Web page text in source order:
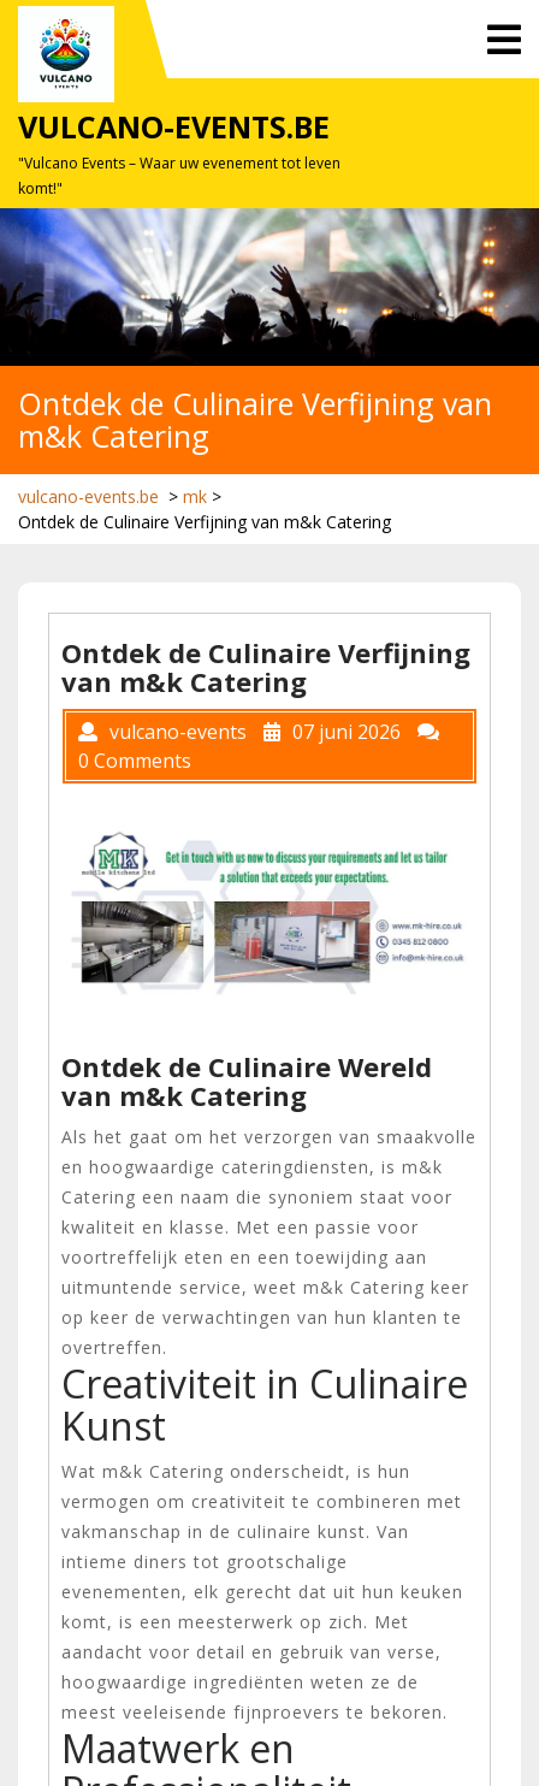
Skip
content
VULCANO-EVENTS.BE
"Vulcano Events – Waar uw evenement tot leven
komt!"
Ontdek de Culinaire Verfijning van
m&k Catering
vulcano-events.be > mk >
Ontdek de Culinaire Verfijning van m&k Catering
Ontdek de Culinaire Verfijning
van m&k Catering
vulcano-events
07 juni 2026
0 Comments
Ontdek de Culinaire Wereld
van m&k Catering
Als het gaat om het verzorgen van smaakvolle
en hoogwaardige cateringdiensten, is m&k
Catering een naam die synoniem staat voor
kwaliteit en klasse. Met een passie voor
voortreffelijk eten en een toewijding aan
uitmuntende service, weet m&k Catering keer
op keer de verwachtingen van hun klanten te
overtreffen.
Creativiteit in Culinaire
Kunst
Wat m&k Catering onderscheidt, is hun
vermogen om creativiteit te combineren met
vakmanschap in de culinaire kunst. Van
intieme diners tot grootschalige
evenementen, elk gerecht dat uit hun keuken
komt, is een meesterwerk op zich. Met
aandacht voor detail en gebruik van verse,
hoogwaardige ingrediënten weten ze de
meest veeleisende fijnproevers te bekoren.
Maatwerk en